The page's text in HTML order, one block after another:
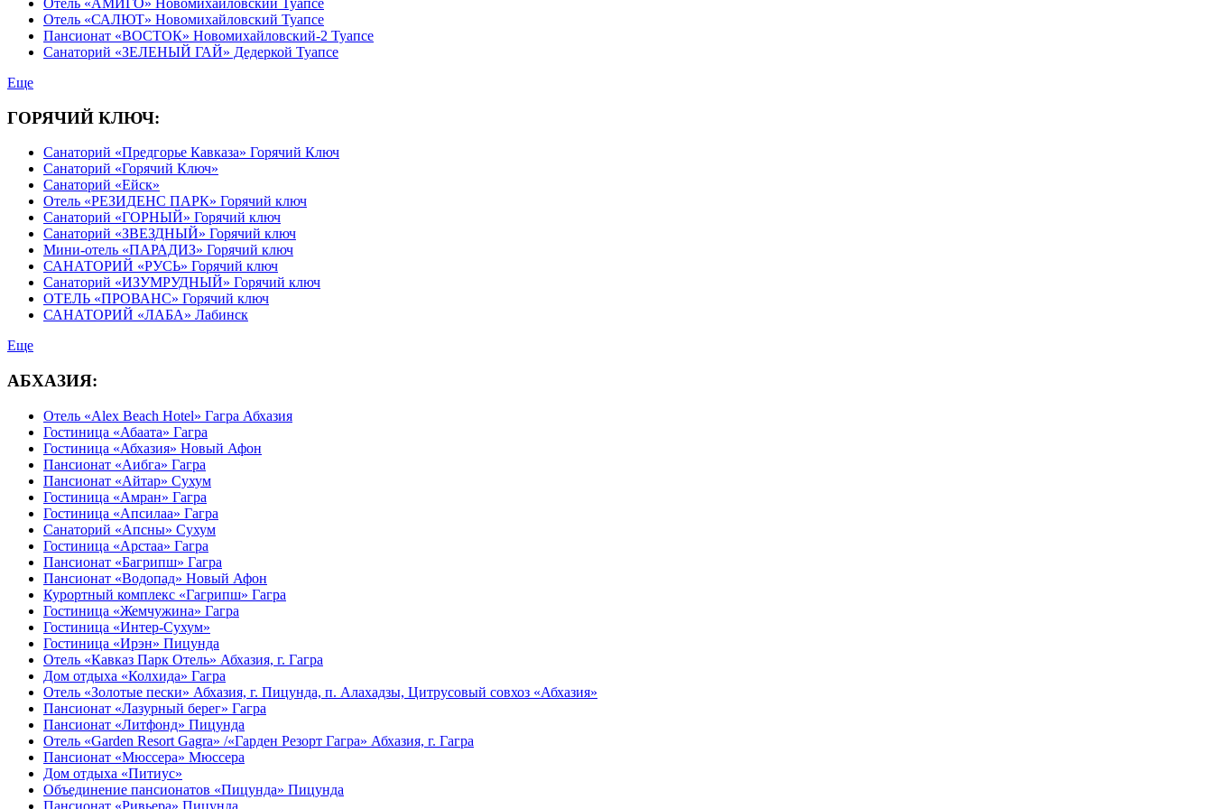
Отель «САЛЮТ» Новомихайловский Туапсе
Пансионат «ВОСТОК» Новомихайловский-2 Туапсе
Санаторий «ЗЕЛЕНЫЙ ГАЙ» Дедеркой Туапсе
Еще
ГОРЯЧИЙ КЛЮЧ:
Санаторий «Предгорье Кавказа» Горячий Ключ
Санаторий «Горячий Ключ»
Санаторий «Ейск»
Отель «РЕЗИДЕНС ПАРК» Горячий ключ
Санаторий «ГОРНЫЙ» Горячий ключ
Санаторий «ЗВЕЗДНЫЙ» Горячий ключ
Мини-отель «ПАРАДИЗ» Горячий ключ
САНАТОРИЙ «РУСЬ» Горячий ключ
Санаторий «ИЗУМРУДНЫЙ» Горячий ключ
ОТЕЛЬ «ПРОВАНС» Горячий ключ
САНАТОРИЙ «ЛАБА» Лабинск
Еще
АБХАЗИЯ:
Отель «Alex Beach Hotel» Гагра Абхазия
Гостиница «Абаата» Гагра
Гостиница «Абхазия» Новый Афон
Пансионат «Аибга» Гагра
Пансионат «Айтар» Сухум
Гостиница «Амран» Гагра
Гостиница «Апсилаа» Гагра
Санаторий «Апсны» Сухум
Гостиница «Арстаа» Гагра
Пансионат «Багрипш» Гагра
Пансионат «Водопад» Новый Афон
Курортный комплекс «Гагрипш» Гагра
Гостиница «Жемчужина» Гагра
Гостиница «Интер-Сухум»
Гостиница «Ирэн» Пицунда
Отель «Кавказ Парк Отель» Абхазия, г. Гагра
Дом отдыха «Колхида» Гагра
Отель «Золотые пески» Абхазия, г. Пицунда, п. Алахадзы, Цитрусовый совхоз «Абхазия»
Пансионат «Лазурный берег» Гагра
Пансионат «Литфонд» Пицунда
Отель «Garden Resort Gagra» /«Гарден Резорт Гагра» Абхазия, г. Гагра
Пансионат «Мюссера» Мюссера
Дом отдыха «Питиус»
Объединение пансионатов «Пицунда» Пицунда
Пансионат «Ривьера» Пицунда